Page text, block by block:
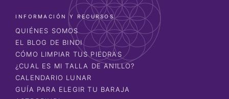
INFORMACIÓN Y RECURSOS
QUIÉNES SOMOS
EL BLOG DE BINDI
CÓMO LIMPIAR TUS PIEDRAS
¿CUAL ES MI TALLA DE ANILLO?
CALENDARIO LUNAR
GUÍA PARA ELEGIR TU BARAJA